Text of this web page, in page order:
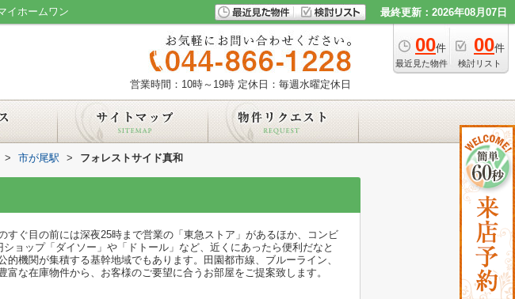
イホームワン 最終更新：2026年08月07日
00件
最近見た物件
00件
検討リスト
営業時間：10時～19時 定休日：毎週水曜定休日
> 市が尾駅 > フォレストサイド真和
ぐ目の前には深夜25時まで営業の「東急ストア」があるほか、コンビ
ョップ「ダイソー」や「ドトール」など、近くにあったら便利だなと
機関が集積する基幹地域でもあります。田園都市線、ブルーライン、
な在庫物件から、お客様のご要望に合うお部屋をご提案致します。